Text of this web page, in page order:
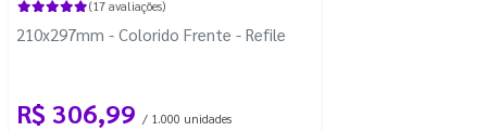
(17 avaliações)
210x297mm - Colorido Frente - Refile
R$ 306,99 / 1.000 unidades